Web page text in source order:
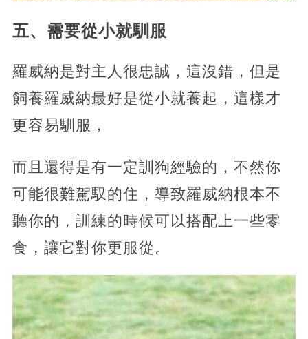
五、需要從小就馴服
羅威納是對主人很忠誠，這沒錯，但是
飼養羅威納最好是從小就養起，這樣才
更容易馴服，
而且還得是有一定訓狗經驗的，不然你
可能很難駕馭的住，導致羅威納根本不
聽你的，訓練的時候可以搭配上一些零
食，讓它對你更服從。